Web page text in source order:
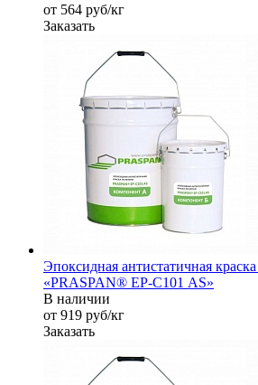
от 564 руб/кг
Заказать
Эпоксидная антистатичная
«PRASPAN® EP-С101 AS»
В наличии
от 919 руб/кг
Заказать